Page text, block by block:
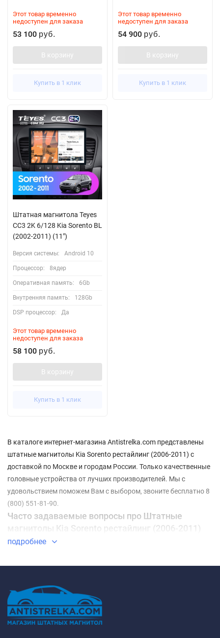
Этот товар временно
недоступен для заказа
53 100 руб.
В корзину
Купить в 1 клик
Этот товар временно
недоступен для заказа
54 900 руб.
В корзину
Купить в 1 клик
Штатная магнитола Teyes
CC3 2K 6/128 Kia Sorento BL
(2002-2011) (11")
Версия системы: Android 10
Процессор: 8ядер
Оперативная память: 6Gb
Внутренняя память: 128Gb
DSP процессор: Да
Этот товар временно
недоступен для заказа
58 100 руб.
В корзину
Купить в 1 клик
В каталоге интернет-магазина Antistrelka.com представлены
штатные магнитолы Kia Sorento рестайлинг (2006-2011) с
доставкой по Москве и городам России. Только качественные
головные устройства от лучших производителей. Мы с
удовольствием поможем Вам с выбором, звоните бесплатно 8
(800) 551-81-90.
Часто задаваемые вопросы про Штатные
магнитолы Kia Sorento рестайлинг (2006-2011)
Kia Sorento рестайлинг (2006-2011) - ✓
FarCar DX3063M Kia Sorento (2006-2011)
FarCar HL3063M Kia Sorento (2006-2011)
подробнее